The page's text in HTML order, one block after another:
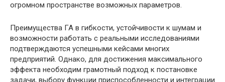
огромном пространстве возможных параметров.
Преимущества ГА в гибкости, устойчивости к шумам и
возможности работать с реальными исследованиями
подтверждаются успешными кейсами многих
предприятий. Однако, для достижения максимального
эффекта необходим грамотный подход к постановке